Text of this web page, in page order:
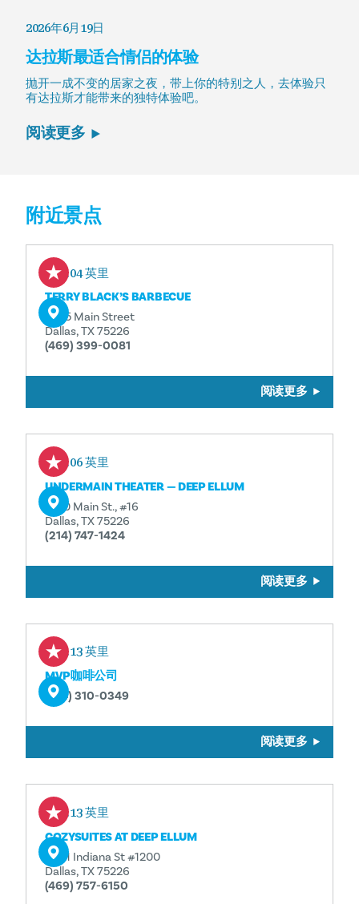
2026年6月19日
达拉斯最适合情侣的体验
抛开一成不变的居家之夜，带上你的特别之人，去体验只
有达拉斯才能带来的独特体验吧。
阅读更多
附近景点
0.04 英里
TERRY BLACK’S BARBECUE
3025 Main Street
Dallas, TX 75226
(469) 399-0081
阅读更多
0.06 英里
UNDERMAIN THEATER — DEEP ELLUM
3100 Main St., #16
Dallas, TX 75226
(214) 747-1424
阅读更多
0.13 英里
MVP咖啡公司
(214) 310-0349
阅读更多
0.13 英里
COZYSUITES AT DEEP ELLUM
2901 Indiana St #1200
Dallas, TX 75226
(469) 757-6150